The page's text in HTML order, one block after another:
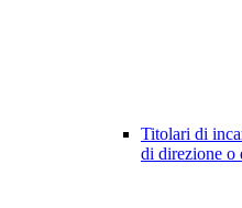
Titolari di
di direzione o